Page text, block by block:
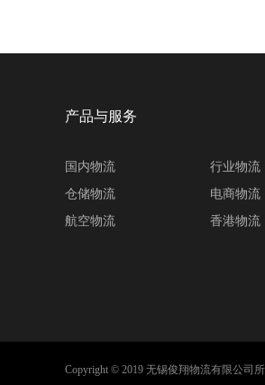
产品与服务
国内物流
仓储物流
航空物流
行业物流
电商物流
香港物流
Copyright © 2019 无锡俊翔物流有限公司